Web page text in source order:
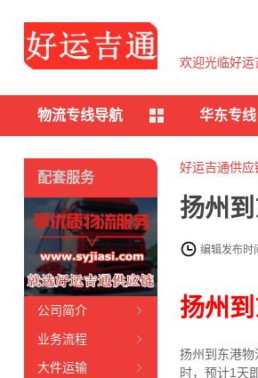
欢迎光临好运
物流专线导航 华东专线
好运吉通供应
扬州
编辑发布时
扬州
扬州到东港物
时，预计1天
配套服务
公司简介
业务流程
大件运输